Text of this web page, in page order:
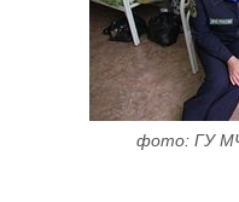
фото: ГУ